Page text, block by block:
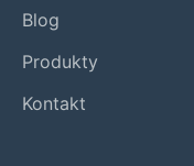
Blog
Produkty
Kontakt